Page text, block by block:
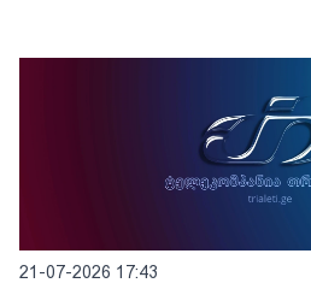
21-07-2026 17:43